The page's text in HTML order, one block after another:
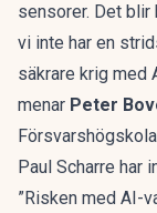
sensorer. Det
vi inte har en
säkrare krig med
menar Peter
Paul Scharre har
”Risken med AI-